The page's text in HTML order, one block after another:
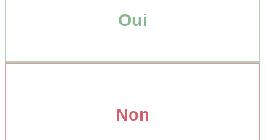
Oui
Non